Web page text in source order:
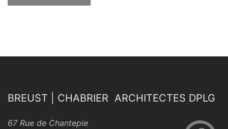
BREUST | CHABRIER ARCHITECTES DPLG
67 Rue de Chantepie